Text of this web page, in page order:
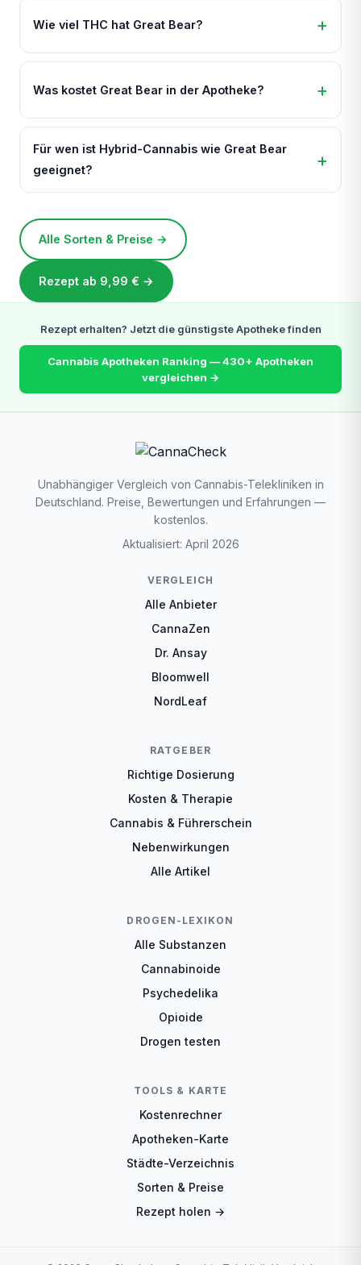
Wie viel THC hat Great Bear?
Was kostet Great Bear in der Apotheke?
Für wen ist Hybrid-Cannabis wie Great Bear
geeignet?
Alle Sorten & Preise →
Rezept ab 9,99 € →
Rezept erhalten? Jetzt die günstigste Apotheke finden
Cannabis Apotheken Ranking — 430+ Apotheken
vergleichen →
Unabhängiger Vergleich von Cannabis-Telekliniken in
Deutschland. Preise, Bewertungen und Erfahrungen —
kostenlos.
Aktualisiert: April 2026
VERGLEICH
Alle Anbieter
CannaZen
Dr. Ansay
Bloomwell
NordLeaf
RATGEBER
Richtige Dosierung
Kosten & Therapie
Cannabis & Führerschein
Nebenwirkungen
Alle Artikel
DROGEN-LEXIKON
Alle Substanzen
Cannabinoide
Psychedelika
Opioide
Drogen testen
TOOLS & KARTE
Kostenrechner
Apotheken-Karte
Städte-Verzeichnis
Sorten & Preise
Rezept holen →